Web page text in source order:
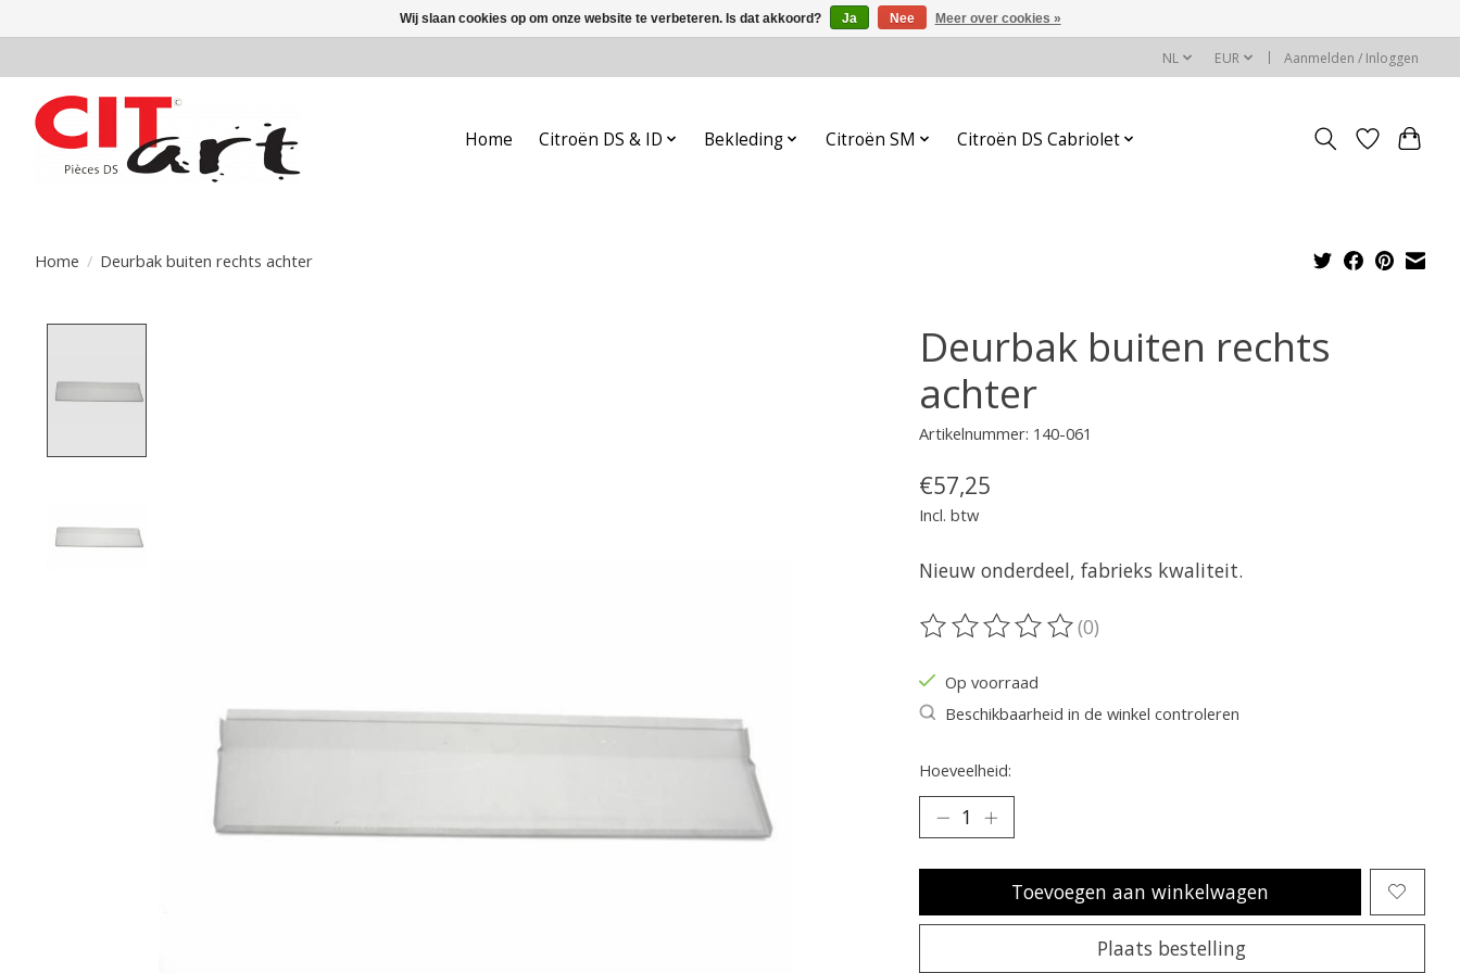
NL EUR Aanmelden / Inloggen
Home Citroën DS & ID Bekleding Citroën SM Citroën DS Cabriolet
Home / Deurbak buiten rechts achter
Deurbak buiten rechts
achter
Artikelnummer: 140-061
€57,25
Incl. btw
Nieuw onderdeel, fabrieks kwaliteit.
De beoordeling van dit product is
(0)
Op voorraad
Beschikbaarheid in de winkel controleren
Hoeveelheid:
Toevoegen aan winkelwagen
Plaats bestelling
Wij slaan cookies op om onze website te verbeteren. Is dat akkoord? Ja Nee Meer over cookies »